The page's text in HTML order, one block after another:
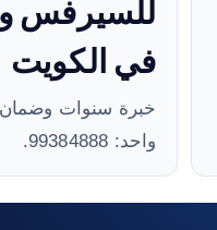
للسيرفس
في الكويت
خبرة سنوات
واحد: 99384888.